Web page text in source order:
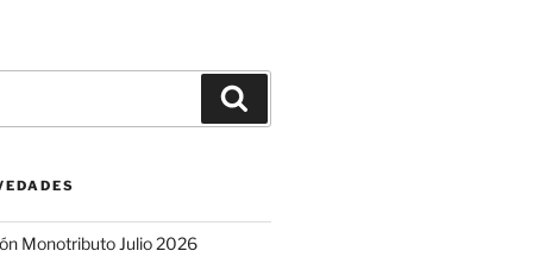
Monotributo Julio 2026